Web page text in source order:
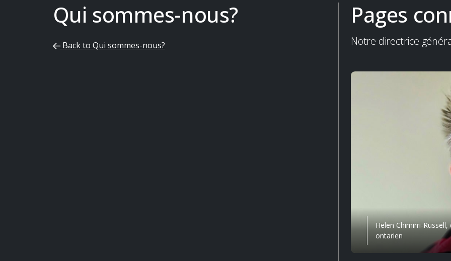
Qui sommes-nous?
Back to Qui sommes-nous?
Pages
Notre directrice
Helen Chimirri-
ontarien